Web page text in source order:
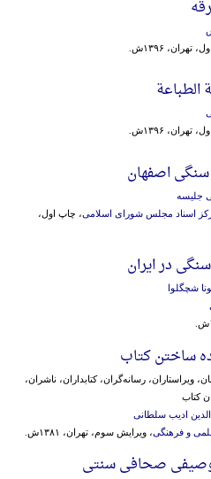
تهران، ۱۳۹۶ش.
الطباعة
تهران، ۱۳۹۶ش.
اصفهان
جلیسه
اسناد مجلس شورای اسلامی، چاپ اول،
در ایران
شچگلوا
ساختن کتاب
ویراستاران‌، رسانه‌گران‌، کتابداران‌، ناشران‌،
کتاب‌
ادیب سلطانی
و فرهنگی، ویرایش سوم، تهران، ۱۳۸۱ش.
صحافی سنتی